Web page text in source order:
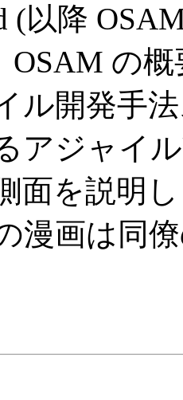
(以降
OSAM の
ル開発手
アジャイ
面を説明
漫画は同